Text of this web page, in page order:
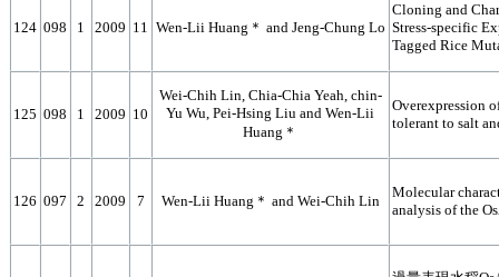
124 098 1 2009 11 Wen-Lii Huang＊ and Jeng-Chung Lo
Cloning and
Stress-specific
Tagged Rice
125 098 1 2009 10
Wei-Chih Lin, Chia-Chia Yeah, chin-
Yu Wu, Pei-Hsing Liu and Wen-Lii
Huang＊
Overexpression
tolerant to salt
126 097 2 2009 7 Wen-Lii Huang＊ and Wei-Chih Lin
Molecular
analysis of the